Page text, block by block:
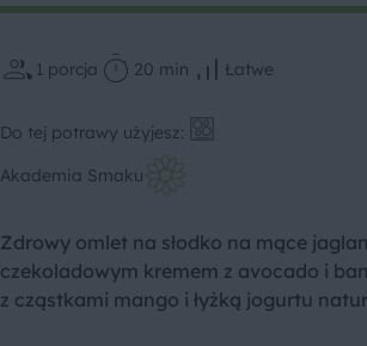
1 porcja 20 min Łatwe
Do tej potrawy użyjesz:
Akademia Smaku
Zdrowy omlet na słodko na mące
czekoladowym kremem z avocado i
z cząstkami mango i łyżką jogurtu